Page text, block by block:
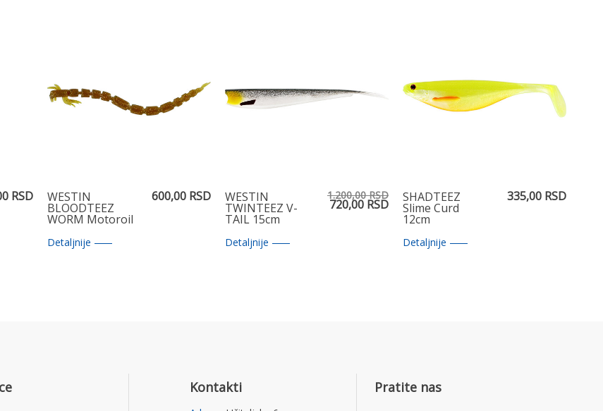
RSD WESTIN
BLOODTEEZ
WORM Motoroil
600,00 RSD
Detaljnije
WESTIN
TWINTEEZ V-
TAIL 15cm
1.200,00 RSD
720,00 RSD
Detaljnije
SHADTEEZ
Slime Curd
12cm
335,00 RSD
Detaljnije
Kontakti Pratite nas